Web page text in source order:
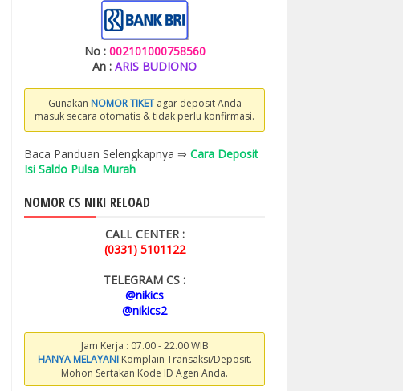
No : 002101000758560
An : ARIS BUDIONO
Gunakan NOMOR TIKETagar deposit Anda
masuk secara otomatis & tidak perlu konfirmasi.
Baca Panduan Selengkapnya ⇒ Cara Deposit
Isi Saldo Pulsa Murah
NOMOR CS NIKI RELOAD
CALL CENTER :
(0331) 5101122
TELEGRAM CS :
@nikics
@nikics2
Jam Kerja : 07.00 - 22.00 WIB
HANYA MELAYANIKomplain Transaksi/Deposit.
Mohon Sertakan Kode ID Agen Anda.